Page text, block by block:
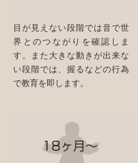
目が見えない段階では音で世
界とのつながりを確認しま
す。また大きな動きが出来な
い段階では、握るなどの行為
で教育を即します。